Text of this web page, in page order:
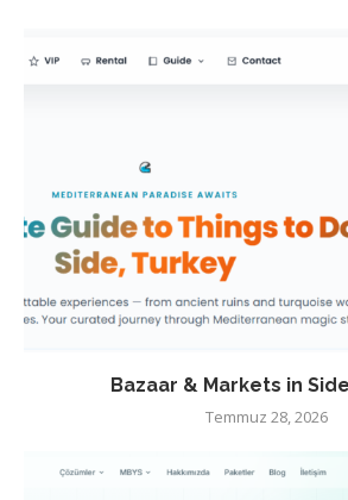
Bazaar & Markets in
Temmuz 28, 2026